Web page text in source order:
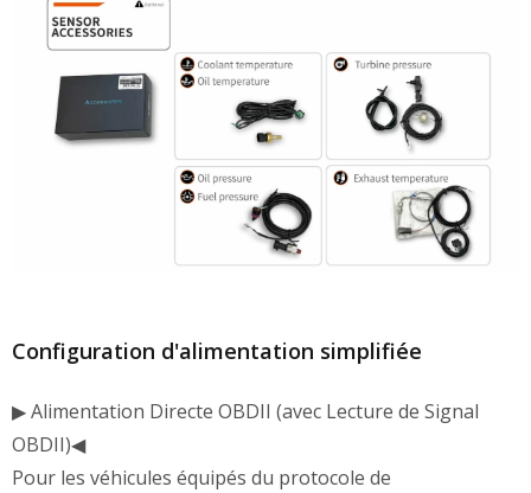
Configuration d'alimentation simplifiée
▶ Alimentation Directe OBDII (avec Lecture de Signal
OBDII)◀
Pour les véhicules équipés du protocole de